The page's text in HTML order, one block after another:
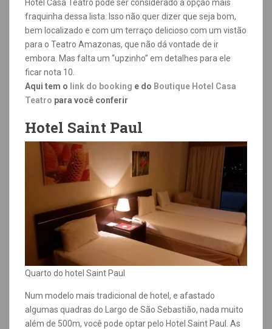
Hotel Casa Teatro pode ser considerado a opção mais
fraquinha dessa lista. Isso não quer dizer que seja bom,
bem localizado e com um terraço delicioso com um vistão
para o Teatro Amazonas, que não dá vontade de ir
embora. Mas falta um “upzinho” em detalhes para ele
ficar nota 10.
Aqui tem o link do booking e do Boutique Hotel Casa
Teatro para você conferir
Hotel Saint Paul
Quarto do hotel Saint Paul
Num modelo mais tradicional de hotel, e afastado
algumas quadras do Largo de São Sebastião, nada muito
além de 500m, você pode optar pelo Hotel Saint Paul. As